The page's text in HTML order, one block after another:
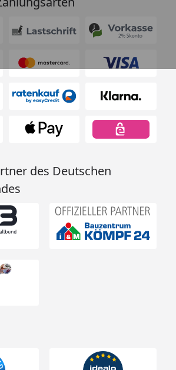
des Deutschen